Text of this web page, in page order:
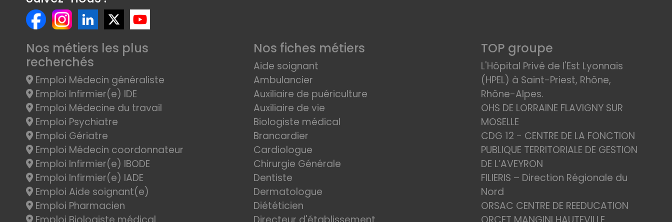
Nos métiers les plus
recherchés
Emploi Médecin généraliste
Emploi Infirmier(e) IDE
Emploi Médecine du travail
Emploi Psychiatre
Emploi Gériatre
Emploi Médecin coordonnateur
Emploi Infirmier(e) IBODE
Emploi Infirmier(e) IADE
Emploi Aide soignant(e)
Emploi Pharmacien
Nos fiches métiers
Aide soignant
Ambulancier
Auxiliaire de puériculture
Auxiliaire de vie
Biologiste médical
Brancardier
Cardiologue
Chirurgie Générale
Dentiste
Dermatologue
Diététicien
TOP groupe
L'Hôpital Privé de l'Est Lyonnais
(HPEL) à Saint-Priest, Rhône,
Rhône-Alpes.
OHS DE LORRAINE FLAVIGNY SUR
MOSELLE
CDG 12 - CENTRE DE LA FONCTION
PUBLIQUE TERRITORIALE DE GESTION
DE L’AVEYRON
FILIERIS – Direction Régionale du
Nord
ORSAC CENTRE DE REEDUCATION